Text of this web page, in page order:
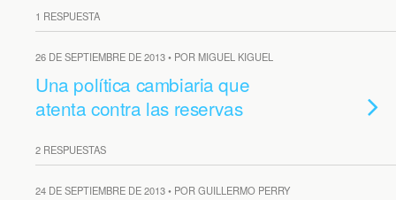
1 RESPUESTA
26 DE SEPTIEMBRE DE 2013 • POR MIGUEL KIGUEL
Una política cambiaria que
atenta contra las reservas
2 RESPUESTAS
24 DE SEPTIEMBRE DE 2013 • POR GUILLERMO PERRY